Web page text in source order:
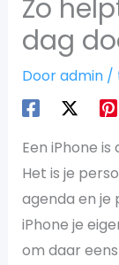
Zo
dag
Dooradmin /
Een iPhone
Het is je
agenda en je
iPhone je
om daar